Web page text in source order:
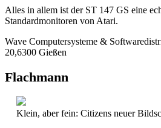
Alles in allem ist der ST 147 GS eine
Standardmonitoren von Atari.
Wave Computersysteme &
20,6300 Gießen
Flachmann
Klein, aber fein: Citizens neuer